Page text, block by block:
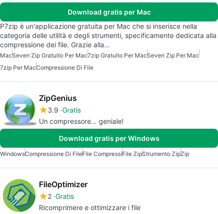
Download gratis per Mac
P7zip è un'applicazione gratuita per Mac che si inserisce nella
categoria delle utilità e degli strumenti, specificamente dedicata alla
compressione dei file. Grazie alla…
MacSeven Zip Gratuito Per Mac7zip Gratuito Per MacSeven Zip Per Mac
7zip Per MacCompressione Di File
ZipGenius
3.9 Gratis
Un compressore… geniale!
Download gratis per Windows
WindowsCompressione Di FileFile CompressiFile ZipStrumento ZipZip
FileOptimizer
2 Gratis
Ricomprimere e ottimizzare i file